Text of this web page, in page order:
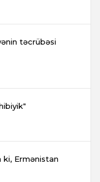
təcrübəsi
Ermənistan